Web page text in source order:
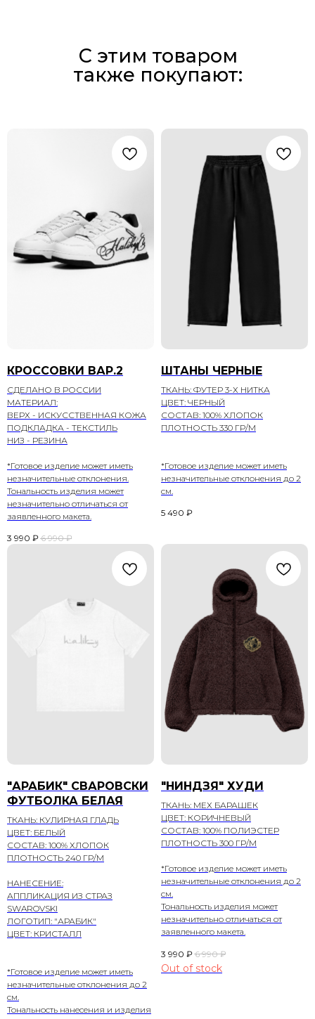
С этим товаром
также покупают:
КРОССОВКИ ВАР.2
СДЕЛАНО В РОССИИ
МАТЕРИАЛ:
ВЕРХ - ИСКУССТВЕННАЯ КОЖА
ПОДКЛАДКА - ТЕКСТИЛЬ
НИЗ - РЕЗИНА
*Готовое изделие может иметь
незначительные отклонения.
Тональность изделия может
незначительно отличаться от
заявленного макета.
3 990 ₽ 6 990 ₽
ШТАНЫ ЧЕРНЫЕ
ТКАНЬ: ФУТЕР 3-Х НИТКА
ЦВЕТ: ЧЕРНЫЙ
СОСТАВ: 100% ХЛОПОК
ПЛОТНОСТЬ 330 ГР/М
*Готовое изделие может иметь
незначительные отклонения до 2
см.
5 490 ₽
"АРАБИК" СВАРОВСКИ
ФУТБОЛКА БЕЛАЯ
ТКАНЬ: КУЛИРНАЯ ГЛАДЬ
ЦВЕТ: БЕЛЫЙ
СОСТАВ: 100% ХЛОПОК
ПЛОТНОСТЬ 240 ГР/М
НАНЕСЕНИЕ:
АППЛИКАЦИЯ ИЗ СТРАЗ
SWAROVSKI
ЛОГОТИП: "АРАБИК"
ЦВЕТ: КРИСТАЛЛ
*Готовое изделие может иметь
незначительные отклонения до 2
см.
Тональность нанесения и изделия
"НИНДЗЯ" ХУДИ
ТКАНЬ: МЕХ БАРАШЕК
ЦВЕТ: КОРИЧНЕВЫЙ
СОСТАВ: 100% ПОЛИЭСТЕР
ПЛОТНОСТЬ 300 ГР/М
*Готовое изделие может иметь
незначительные отклонения до 2
см.
Тональность изделия может
незначительно отличаться от
заявленного макета.
3 990 ₽ 6 990 ₽
Out of stock